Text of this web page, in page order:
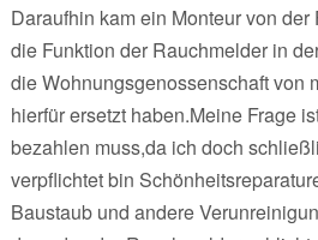
Daraufhin kam ein Monteur von
die Funktion der Rauchmelder in
die Wohnungsgenossenschaft von
hierfür ersetzt haben.Meine Frage
bezahlen muss,da ich doch
verpflichtet bin
Baustaub und andere